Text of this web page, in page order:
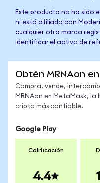
Este producto no ha sido
ni está afiliado con
cualquier otra marca
identificar el activo de
Obtén MRNAon
Compra, vende,
MRNAon en MetaMask, la
cripto más confiable.
Google Play
Calificación
4.4